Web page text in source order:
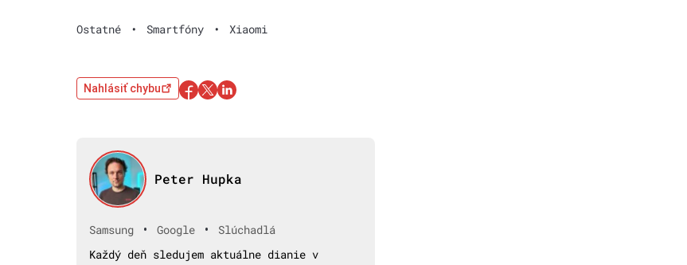
Ostatné • Smartfóny • Xiaomi
Nahlásiť chybu
Peter Hupka
Samsung • Google •
Slúchadlá
Každý deň sledujem aktuálne dianie v